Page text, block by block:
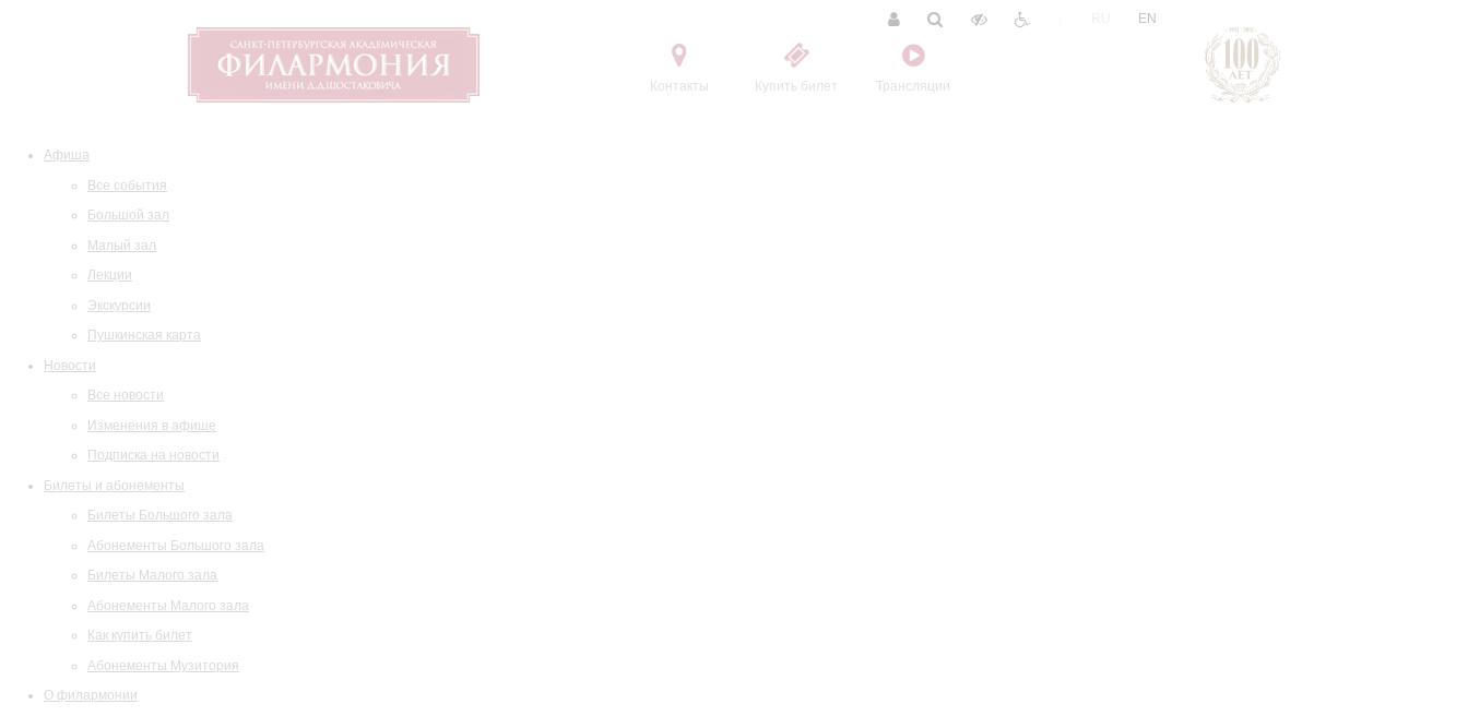
Контакты Купить билет Трансляции
EN
Афиша
Все события
Большой зал
Малый зал
Лекции
Экскурсии
Пушкинская карта
Новости
Все новости
Изменения в афише
Подписка на новости
Билеты и абонементы
Билеты Большого зала
Абонементы Большого зала
Билеты Малого зала
Абонементы Малого зала
Как купить билет
Абонементы Музитория
О филармонии